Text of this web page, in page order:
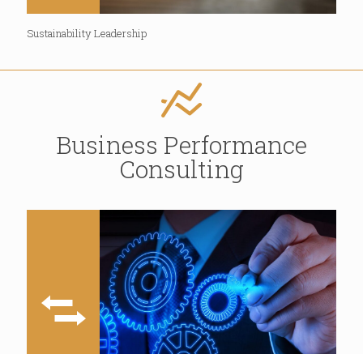
Sustainability Leadership
Business Performance
Consulting